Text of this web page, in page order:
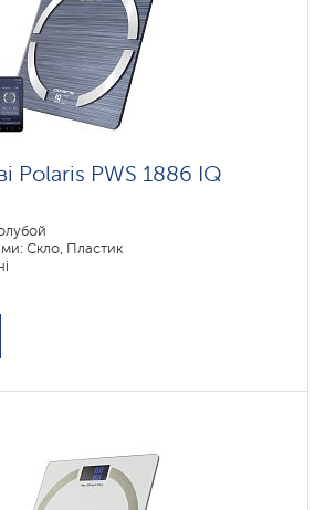
Polaris PWS 1886 IQ
Скло, Пластик